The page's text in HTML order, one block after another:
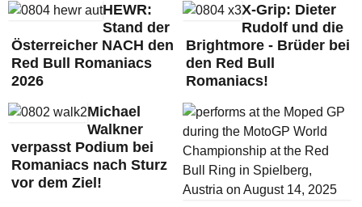
HEWR:
Stand der
Österreicher NACH den
Red Bull Romaniacs
2026
X-Grip: Dieter
Rudolf und die
Brightmore - Brüder bei
den Red Bull
Romaniacs!
Michael
Walkner
verpasst Podium bei
Romaniacs nach Sturz
vor dem Ziel!